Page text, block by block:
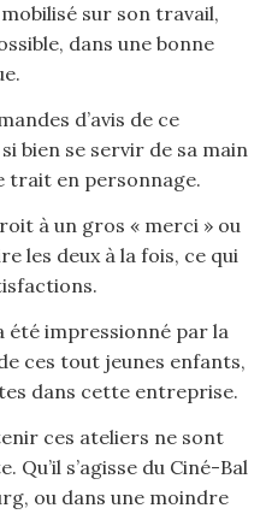
sur son travail,
dans une bonne
d’avis de ce
bien se servir de sa main
trait en personnage.
à un gros « merci » ou
les deux à la fois, ce qui
été impressionné par la
ces tout jeunes enfants,
dans cette entreprise.
ces ateliers ne sont
s’agisse du Ciné-Bal
ou dans une moindre